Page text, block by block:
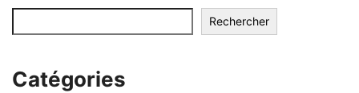
Rechercher
Catégories